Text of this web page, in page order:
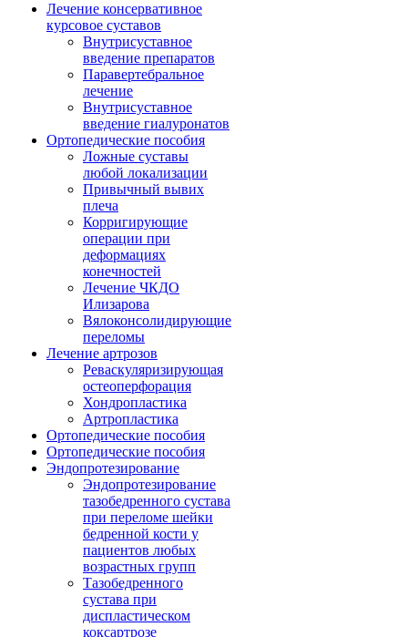
Лечение консервативное
курсовое суставов
Внутрисуставное
введение препаратов
Паравертебральное
лечение
Внутрисуставное
введение гиалуронатов
Ортопедические пособия
Ложные суставы
любой локализации
Привычный вывих
плеча
Корригирующие
операции при
деформациях
конечностей
Лечение ЧКДО
Илизарова
Вялоконсолидирующие
переломы
Лечение артрозов
Реваскуляризирующая
остеоперфорация
Хондропластика
Артропластика
Ортопедические пособия
Ортопедические пособия
Эндопротезирование
Эндопротезирование
тазобедренного сустава
при переломе шейки
бедренной кости у
пациентов любых
возрастных групп
Тазобедренного
сустава при
диспластическом
коксартрозе